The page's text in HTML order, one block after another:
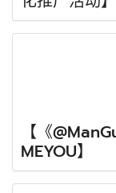
【《
MEYOU】